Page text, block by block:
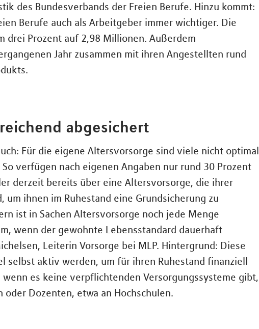
des Bundesverbands der Freien Berufe. Hinzu kommt:
Berufe auch als Arbeitgeber immer wichtiger. Die
drei Prozent auf 2,98 Millionen. Außerdem
Jahr zusammen mit ihren Angestellten rund
abgesichert
Für die eigene Altersvorsorge sind viele nicht optimal
verfügen nach eigenen Angaben nur rund 30 Prozent
derzeit bereits über eine Altersvorsorge, die ihrer
um ihnen im Ruhestand eine Grundsicherung zu
ist in Sachen Altersvorsorge noch jede Menge
wenn der gewohnte Lebensstandard dauerhaft
Leiterin Vorsorge bei MLP. Hintergrund: Diese
selbst aktiv werden, um für ihren Ruhestand finanziell
es keine verpflichtenden Versorgungssysteme gibt,
Dozenten, etwa an Hochschulen.